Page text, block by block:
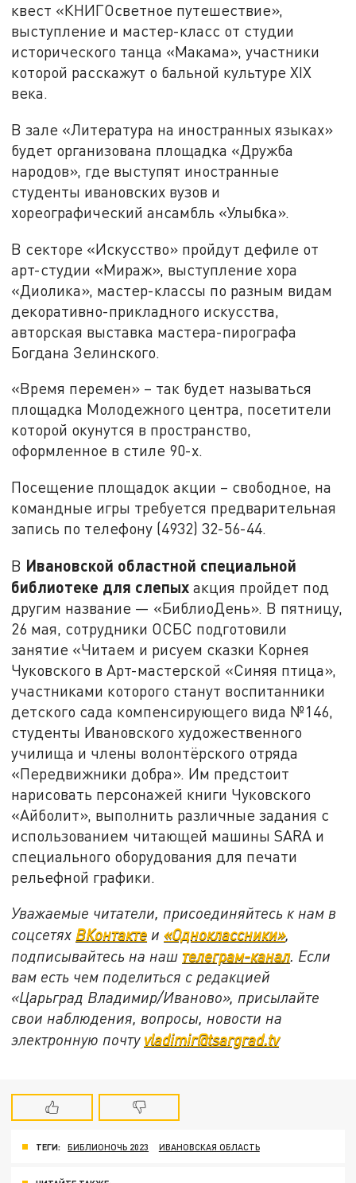
квест «КНИГОсветное путешествие»,
выступление и мастер-класс от студии
исторического танца «Макама», участники
которой расскажут о бальной культуре XIX
века.
В зале «Литература на иностранных языках»
будет организована площадка «Дружба
народов», где выступят иностранные
студенты ивановских вузов и
хореографический ансамбль «Улыбка».
В секторе «Искусство» пройдут дефиле от
арт-студии «Мираж», выступление хора
«Диолика», мастер-классы по разным видам
декоративно-прикладного искусства,
авторская выставка мастера-пирографа
Богдана Зелинского.
«Время перемен» – так будет называться
площадка Молодежного центра, посетители
которой окунутся в пространство,
оформленное в стиле 90-х.
Посещение площадок акции – свободное, на
командные игры требуется предварительная
запись по телефону (4932) 32-56-44.
В Ивановской областной специальной
библиотеке для слепых акция пройдет под
другим название — «БиблиоДень». В пятницу,
26 мая, сотрудники ОСБС подготовили
занятие «Читаем и рисуем сказки Корнея
Чуковского в Арт-мастерской «Синяя птица»,
участниками которого станут воспитанники
детского сада компенсирующего вида №146,
студенты Ивановского художественного
училища и члены волонтёрского отряда
«Передвижники добра». Им предстоит
нарисовать персонажей книги Чуковского
«Айболит», выполнить различные задания с
использованием читающей машины SARA и
специального оборудования для печати
рельефной графики.
Уважаемые читатели, присоединяйтесь к нам в
соцсетях ВКонтакте и«Одноклассники»,
подписывайтесь на наш телеграм-канал. Если
вам есть чем поделиться с редакцией
«Царьград Владимир/Иваново», присылайте
свои наблюдения, вопросы, новости на
электронную почту vladimir@tsargrad.tv
ТЕГИ: БИБЛИОНОЧЬ 2023 ИВАНОВСКАЯ ОБЛАСТЬ